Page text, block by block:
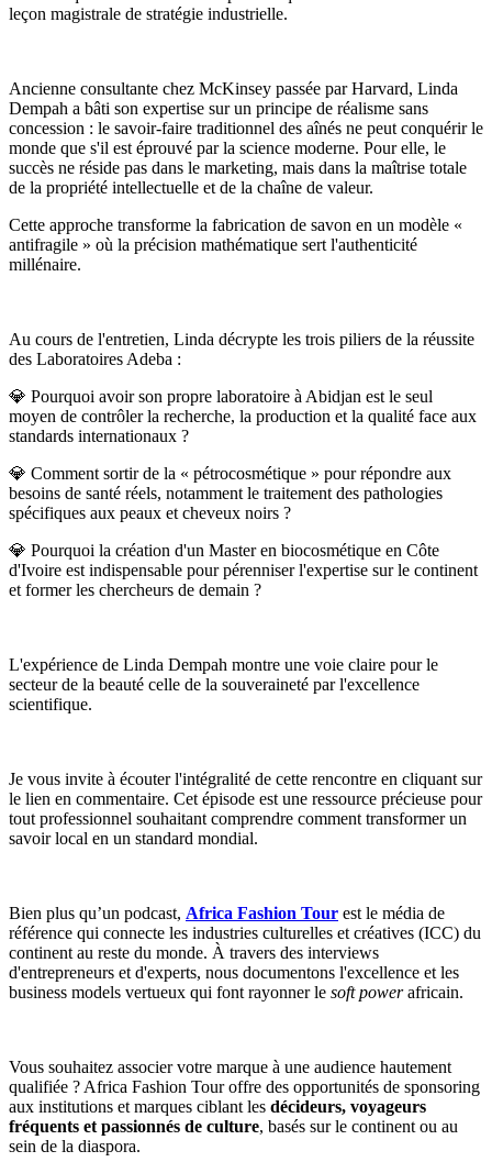
leçon magistrale de stratégie industrielle.
Ancienne consultante chez McKinsey passée par Harvard, Linda
Dempah a bâti son expertise sur un principe de réalisme sans
concession : le savoir-faire traditionnel des aînés ne peut conquérir le
monde que s'il est éprouvé par la science moderne. Pour elle, le
succès ne réside pas dans le marketing, mais dans la maîtrise totale
de la propriété intellectuelle et de la chaîne de valeur.
Cette approche transforme la fabrication de savon en un modèle «
antifragile » où la précision mathématique sert l'authenticité
millénaire.
Au cours de l'entretien, Linda décrypte les trois piliers de la réussite
des Laboratoires Adeba :
💎 Pourquoi avoir son propre laboratoire à Abidjan est le seul
moyen de contrôler la recherche, la production et la qualité face aux
standards internationaux ?
💎 Comment sortir de la « pétrocosmétique » pour répondre aux
besoins de santé réels, notamment le traitement des pathologies
spécifiques aux peaux et cheveux noirs ?
💎 Pourquoi la création d'un Master en biocosmétique en Côte
d'Ivoire est indispensable pour pérenniser l'expertise sur le continent
et former les chercheurs de demain ?
L'expérience de Linda Dempah montre une voie claire pour le
secteur de la beauté celle de la souveraineté par l'excellence
scientifique.
Je vous invite à écouter l'intégralité de cette rencontre en cliquant sur
le lien en commentaire. Cet épisode est une ressource précieuse pour
tout professionnel souhaitant comprendre comment transformer un
savoir local en un standard mondial.
Bien plus qu’un podcast, Africa Fashion Tour est le média de
référence qui connecte les industries culturelles et créatives (ICC) du
continent au reste du monde. À travers des interviews
d'entrepreneurs et d'experts, nous documentons l'excellence et les
business models vertueux qui font rayonner le soft powerafricain.
Vous souhaitez associer votre marque à une audience hautement
qualifiée ? Africa Fashion Tour offre des opportunités de sponsoring
aux institutions et marques ciblant les décideurs, voyageurs
fréquents et passionnés de culture, basés sur le continent ou au
sein de la diaspora.